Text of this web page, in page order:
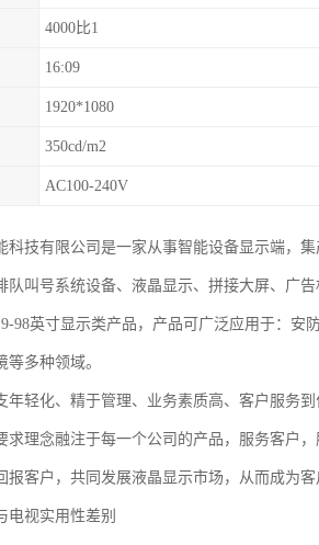
4000比1
16:09
1920*1080
350cd/m2
AC100-240V
科技有限公司是一家从事智能设备显示端，
队叫号系统设备、液晶显示、拼接大屏、广
98英寸显示类产品，产品可广泛应用于：
等多种领域。
年轻化、精于管理、业务素质高、客户服务
求理念融注于每一个公司的产品，服务客户
报客户，共同发展液晶显示市场，从而成为客
电视实用性差别